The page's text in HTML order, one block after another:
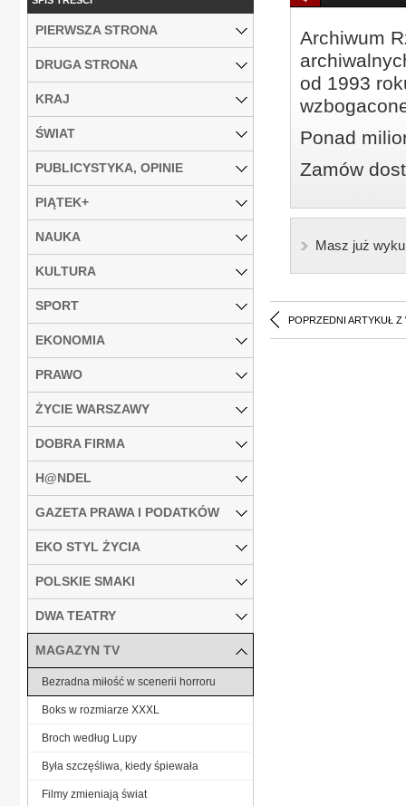
Archiwum
od 1993
Ponad
Zamów
Masz już
POPRZEDNI ARTYKUŁ Z
PIERWSZA STRONA
DRUGA STRONA
KRAJ
ŚWIAT
PUBLICYSTYKA, OPINIE
PIĄTEK+
NAUKA
KULTURA
SPORT
EKONOMIA
PRAWO
ŻYCIE WARSZAWY
DOBRA FIRMA
H@NDEL
GAZETA PRAWA I PODATKÓW
EKO STYL ŻYCIA
POLSKIE SMAKI
DWA TEATRY
MAGAZYN TV
Bezradna miłość w scenerii horroru
Boks w rozmiarze XXXL
Broch według Lupy
Była szczęśliwa, kiedy śpiewała
Filmy zmieniają świat